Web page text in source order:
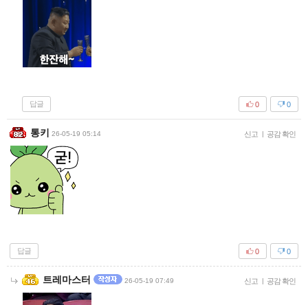
답글 0
0
통키 26-05-19 05:14 신고 | 공감 확인
답글 0
0
트레마스터 26-05-19 07:49 신고 | 공감 확인